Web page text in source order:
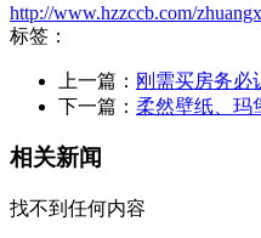
http://www.hzzccb.com/
标签：
上一篇： 刚需买房务必
下一篇： 柔然壁纸、玛
相关新闻
找不到任何内容